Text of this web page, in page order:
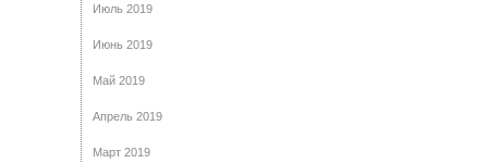
Июль 2019
Июнь 2019
Май 2019
Апрель 2019
Март 2019